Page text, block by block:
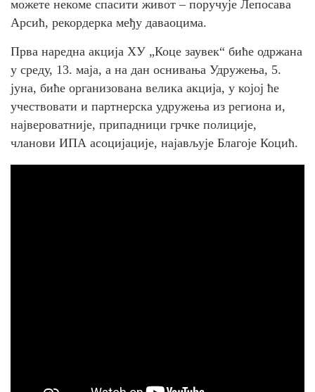
можете некоме спасити живот – поручује Лепосава
Арсић, рекордерка међу даваоцима.
Прва наредна акција ХУ „Коце заувек“ биће одржана
у среду, 13. маја, а на дан оснивања Удружења, 5.
јуна, биће организована велика акција, у којој ће
учествовати и партнерска удружења из региона и,
највероватније, припадници грчке полиције,
чланови ИПА асоцијације, најављује Благоје Коцић.